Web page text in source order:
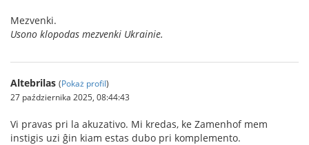
Mezvenki.
Usono klopodas mezvenki Ukrainie.
Altebrilas (Pokaż profil)
27 października 2025, 08:44:43
Vi pravas pri la akuzativo. Mi kredas, ke Zamenhof mem
instigis uzi ĝin kiam estas dubo pri komplemento.